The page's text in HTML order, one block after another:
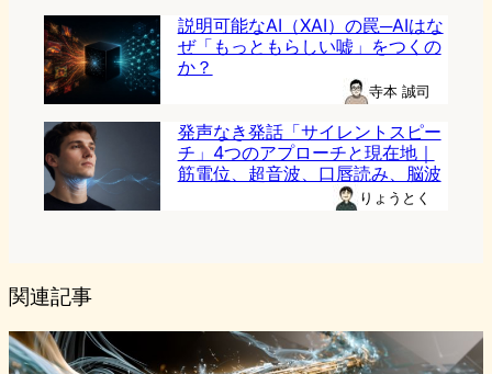
説明可能なAI（XAI）の罠─AIはな
ぜ「もっともらしい嘘」をつくの
か？
寺本 誠司
発声なき発話「サイレントスピー
チ」4つのアプローチと現在地｜
筋電位、超音波、口唇読み、脳波
りょうとく
関連記事